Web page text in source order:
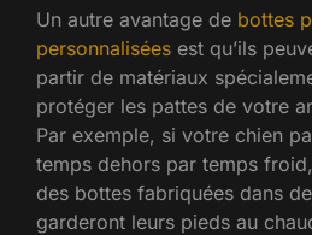
Un autre avantage de bottes
personnalisées est qu’ils
partir de matériaux
protéger les pattes de votre
Par exemple, si votre chien
temps dehors par temps
des bottes fabriquées dans
garderont leurs pieds au